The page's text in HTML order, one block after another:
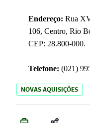
Endereço: Rua
106, Centro, Rio
CEP: 28.800-000.
Telefone: (021)
NOVAS AQUISIÇÕES